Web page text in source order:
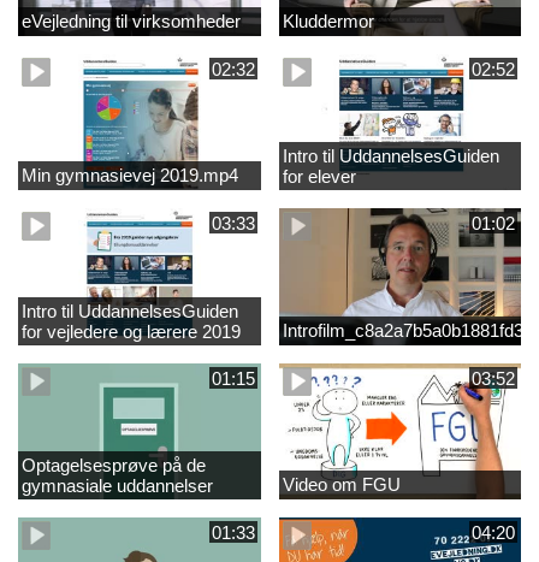
eVejledning til virksomheder Kluddermor
02:32
Min gymnasievej 2019.mp4
02:52
Intro til UddannelsesGuiden
for elever
03:33
Intro til UddannelsesGuiden
for vejledere og lærere 2019
01:02
01:15
Optagelsesprøve på de
gymnasiale uddannelser
03:52
Video om FGU
01:33 04:20